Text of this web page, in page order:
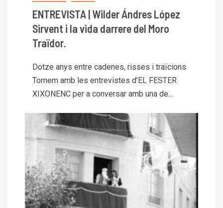
ENTREVISTA | Wilder Ándres López
Sirvent i la vida darrere del Moro
Traïdor.
Dotze anys entre cadenes, risses i traïcions
Tornem amb les entrevistes d’EL FESTER
XIXONENC per a conversar amb una de...